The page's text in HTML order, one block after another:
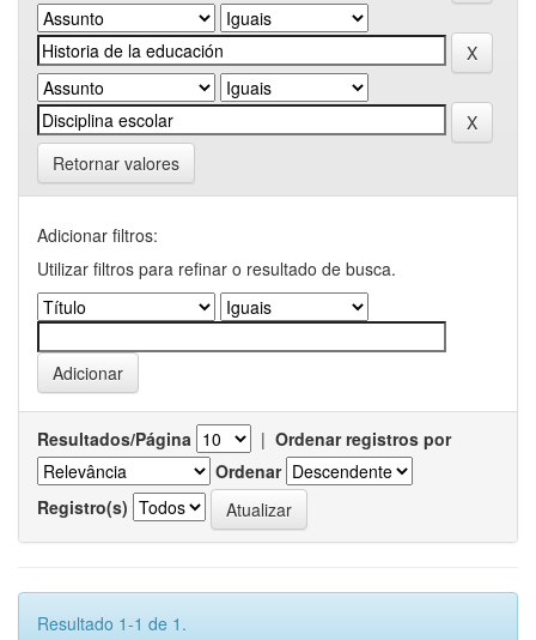
Retornar valores
Adicionar filtros:
Utilizar filtros para refinar o resultado de busca.
Resultados/Página | Ordenar registros por
Ordenar
Registro(s)
Resultado 1-1 de 1.